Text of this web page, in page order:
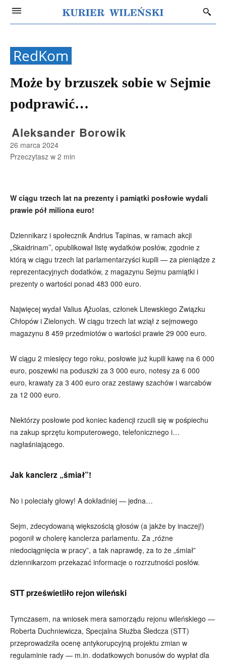
RedKom
Może by brzuszek sobie w Sejmie
podprawić…
Aleksander Borowik
26 marca 2024
Przeczytasz w 2 min
W ciągu trzech lat na prezenty i pamiątki posłowie wydali
prawie pół miliona euro!
Dziennikarz i społecznik Andrius Tapinas, w ramach akcji
„Skaidrinam’’, opublikował listę wydatków posłów, zgodnie z
którą w ciągu trzech lat parlamentarzyści kupili — za pieniądze z
reprezentacyjnych dodatków, z magazynu Sejmu pamiątki i
prezenty o wartości ponad 483 000 euro.
Najwięcej wydał Valius Ąžuolas, członek Litewskiego Związku
Chłopów i Zielonych. W ciągu trzech lat wziął z sejmowego
magazynu 8 459 przedmiotów o wartości prawie 29 000 euro.
W ciągu 2 miesięcy tego roku, posłowie już kupili kawę na 6 000
euro, poszewki na poduszki za 3 000 euro, notesy za 6 000
euro, krawaty za 3 400 euro oraz zestawy szachów i warcabów
za 12 000 euro.
Niektórzy posłowie pod koniec kadencji rzucili się w pośpiechu
na zakup sprzętu komputerowego, telefonicznego i…
nagłaśniającego.
Jak kanclerz „śmiał”!
No i poleciały głowy! A dokładniej — jedna…
Sejm, zdecydowaną większością głosów (a jakże by inaczej!)
pogonił w cholerę kanclerza parlamentu. Za „różne
niedociągnięcia w pracy”, a tak naprawdę, za to że „śmiał”
dziennikarzom przekazać informacje o rozrzutności posłów.
STT prześwietliło rejon wileński
Tymczasem, na wniosek mera samorządu rejonu wileńskiego —
Roberta Duchniewicza, Specjalna Służba Śledcza (STT)
przeprowadziła ocenę antykorupcyjną projektu zmian w
regulaminie rady — m.in. dodatkowych bonusów do wypłat dla